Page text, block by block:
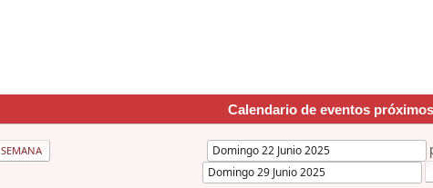
Calendario de eventos próximos
SEMANA